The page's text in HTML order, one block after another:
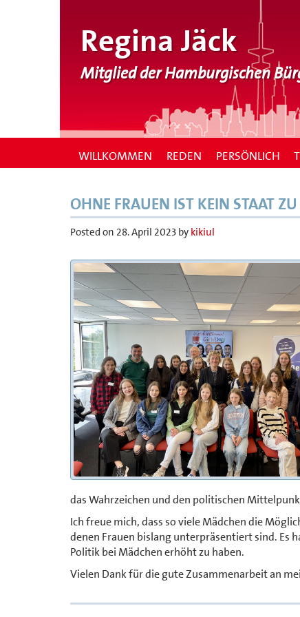
Regina Jäck
Mitglied der Hamburgischen
WILLKOMMEN REDEN PERSÖNLICH
OHNE FRAUEN IST KEIN STAAT
Posted on 28. April 2023 by kikiul
das Wahrzeichen und den politischen
Ich freue mich, dass so viele Mädchen die
denen Frauen bislang unterpräsentiert sind. Es
Politik bei Mädchen erhöht zu haben.
Vielen Dank für die gute Zusammenarbeit an